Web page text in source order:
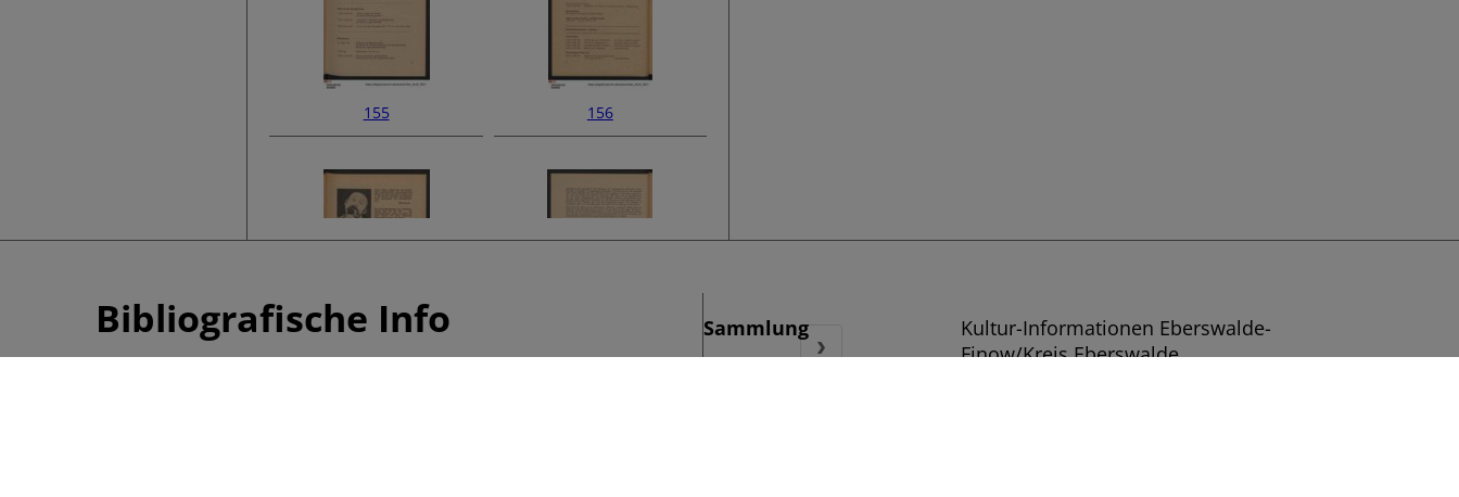
155 156
157 158 ›
Bibliografische Info Sammlung
Kultur-Informationen Eberswalde-
Finow/Kreis Eberswalde